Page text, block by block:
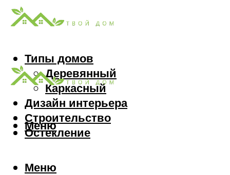
Типы домов
Деревянный
Каркасный
Дизайн интерьера
Строительство
Остекление
Меню
Меню